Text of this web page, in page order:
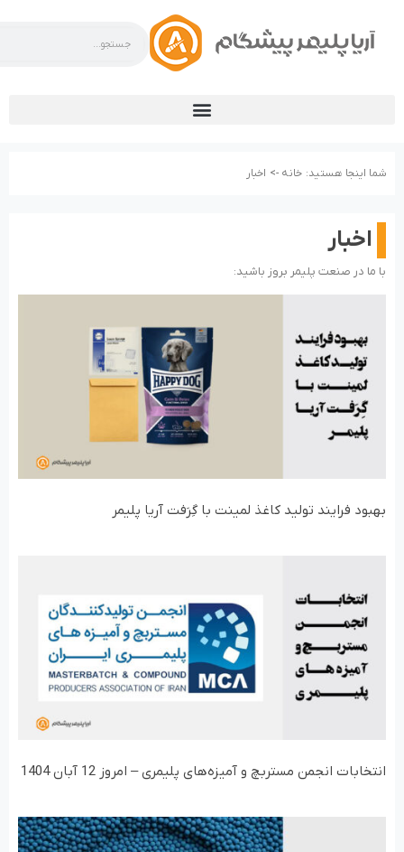
شما اینجا هستید: خانه -> اخبار
اخبار
با ما در صنعت پلیمر بروز باشید:
بهبود فرایند تولید کاغذ لمینت با گِرَفت آریا پلیمر
انتخابات انجمن مستربچ و آمیزه‌های پلیمری – امروز 12 آبان 1404